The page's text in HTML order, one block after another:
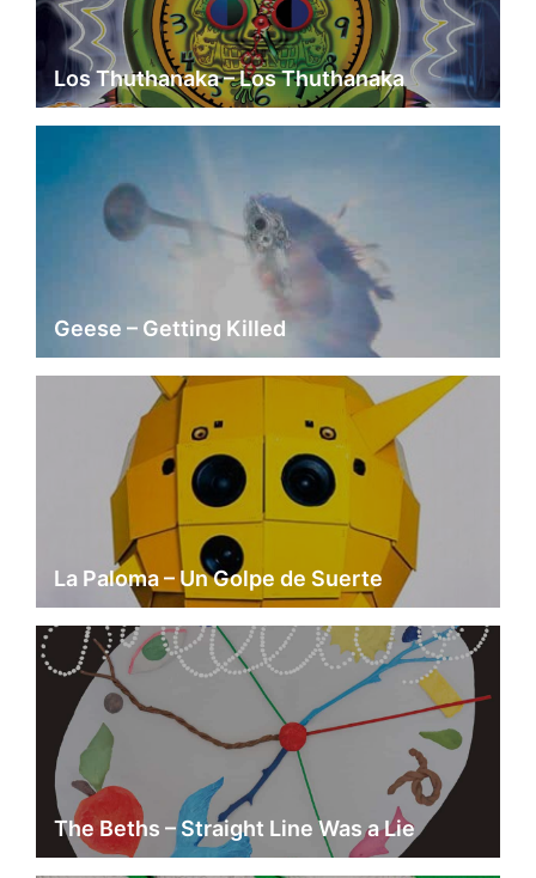
Los Thuthanaka – Los Thuthanaka
Geese – Getting Killed
La Paloma – Un Golpe de Suerte
The Beths – Straight Line Was a Lie